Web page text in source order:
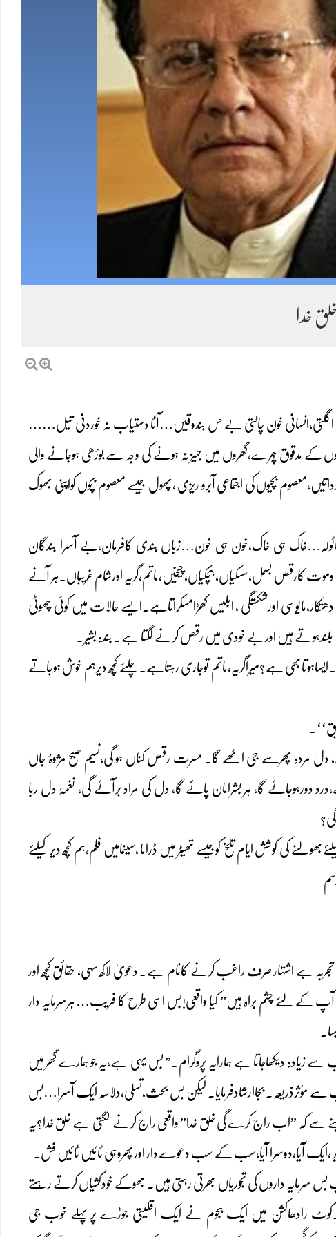
خدا
خون چاٹتی بے حس بندوقیں…آٹا دستیاب نہ خوردنی تیل……
کے مدقوق چہرے،گھروں میں جہیز نہ ہونے کی وجہ سے بوڑھی ہوجانے والی
بچیوں کی اجتماعی آبرو ریزی ،پھول جیسے معصوم بچوں کواپنی بھوک
ہی خاک،خون ہی خون…زباں بندی کافرمان،بے آسرا بندگان
کارقص بسمل،سسکیاں، ہچکیاں،چیخیں،ماتم،گریہ اورشام غریباں۔ہر آنے
اورشکستگی ، ابلیس کھڑامسکراتاہے۔ایسے حالات میں کوئی چھوٹی
ہیں اوربے خودی میں رقص کرنے لگتا ہے۔ بندہ بشیر۔
ہے؟میراگریہ،ماتم توجاری رہتاہے۔چلئے کچھ دیرہم خوش ہوجاتے
دل مردہ پھرسے جی اٹھے گا۔ مسرت رقص کناں ہو گی،نسیم صبح مژوۂ جاں
دورہوجائے گا، ہر بشرامان پائے گا، دل کی مراد برآئے گی، نغمۂ دل ربا
کی کوشش ایام تلخ کوجیسے تھیٹر میں ڈراما ،سینمامیں فلم،ہم کچھ دیر کیلئے
ہے اشتہار صرف راغب کرنے کانام ہے۔ دعویٰ لاکھ سہی، حقائق کچھ اور
آپ کے لئے چشم براہ ہیں” کیا واقعی!بس اسی طرح کا فریب… ہرسرمایہ دار
سے زیادہ دیکھاجاتا ہے ہمارایہ پروگرام۔” بس یہی ہے،یہ جو ہمارے گھر میں
بجاارشادفرمایا۔ لیکن بس بحث،تسلی،دلاسہ ایک آسرا…بس
سے کہ ”اب راج کرے گی خلق خدا” واقعی راج کرنے لگتی ہے خلق خدا؟یہ
سرمایہ داروں کی تجوریاں بھرتی رہتی ہیں۔ بھوکے خودکشیاں کرتے رہتے
رادھاکشن میں ایک ہجوم نے ایک اقلیتی جوڑے پرپہلے خوب جی